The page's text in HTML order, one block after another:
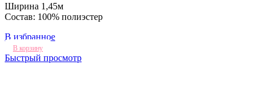
Ширина 1,45м
Состав: 100% полиэстер
В избранное
В корзину
Быстрый просмотр